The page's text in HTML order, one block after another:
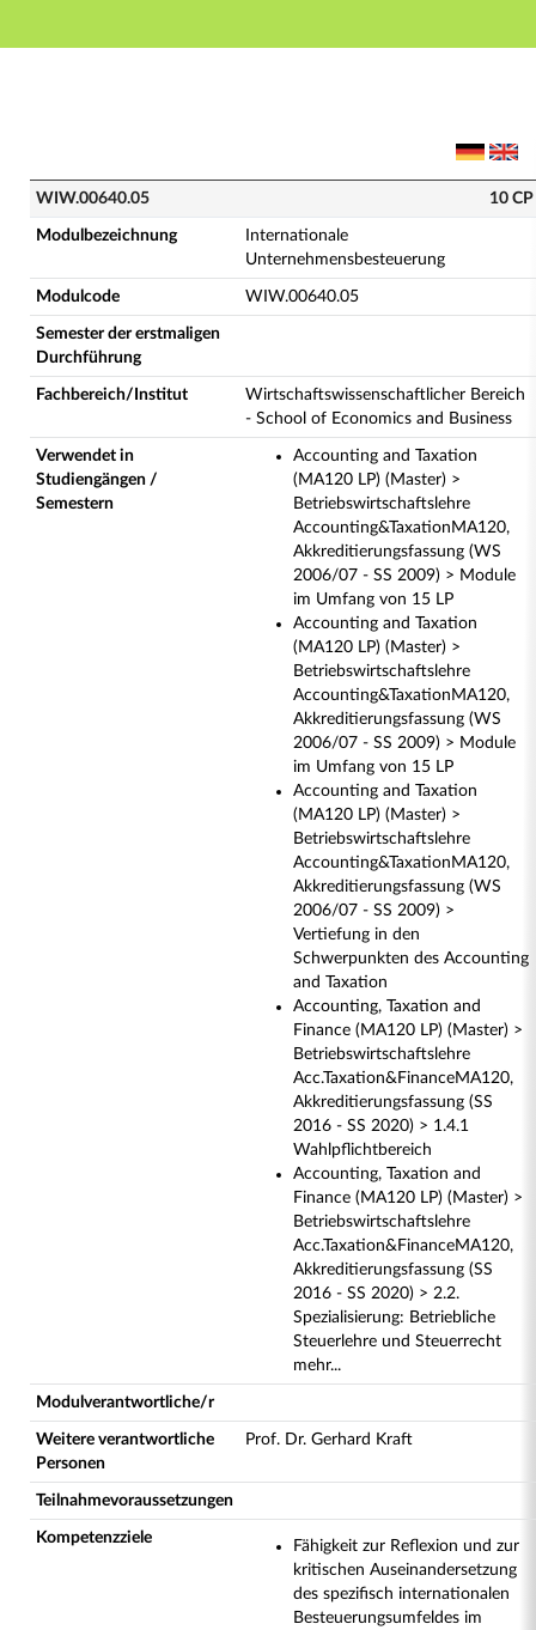
Hauptnavigation
WIW.00640.05 - Internationale
WIW.00640.05 10 CP
Modulbezeichnung
Internationale
Unternehmensbesteuerung
Modulcode WIW.00640.05
Semester der erstmaligen
Durchführung
Fachbereich/Institut
Wirtschaftswissenschaftlicher Bereich
- School of Economics and Business
Verwendet in
Studiengängen /
Semestern
Accounting and Taxation
(MA120 LP) (Master) >
Betriebswirtschaftslehre
Accounting&TaxationMA120,
Akkreditierungsfassung (WS
2006/07 - SS 2009) > Module
im Umfang von 15 LP
Accounting and Taxation
(MA120 LP) (Master) >
Betriebswirtschaftslehre
Accounting&TaxationMA120,
Akkreditierungsfassung (WS
2006/07 - SS 2009) > Module
im Umfang von 15 LP
Accounting and Taxation
(MA120 LP) (Master) >
Betriebswirtschaftslehre
Accounting&TaxationMA120,
Akkreditierungsfassung (WS
2006/07 - SS 2009) >
Vertiefung in den
Schwerpunkten des Accounting
and Taxation
Accounting, Taxation and
Finance (MA120 LP) (Master) >
Betriebswirtschaftslehre
Acc.Taxation&FinanceMA120,
Akkreditierungsfassung (SS
2016 - SS 2020) > 1.4.1
Wahlpflichtbereich
Accounting, Taxation and
Finance (MA120 LP) (Master) >
Betriebswirtschaftslehre
Acc.Taxation&FinanceMA120,
Akkreditierungsfassung (SS
2016 - SS 2020) > 2.2.
Spezialisierung: Betriebliche
Steuerlehre und Steuerrecht
mehr...
Modulverantwortliche/r
Weitere verantwortliche
Personen
Prof. Dr. Gerhard Kraft
Teilnahmevoraussetzungen
Kompetenzziele
Fähigkeit zur Reflexion und zur
kritischen Auseinandersetzung
des spezifisch internationalen
Besteuerungsumfeldes im